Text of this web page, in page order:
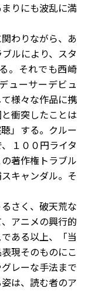
りにも波乱に満
わりながら、あ
ルにより、スタ
。それでも西崎
ューサーデビュ
様々な作品に携
衝突したことは
」する。クルー
１００円ライタ
著作権トラブル
キャンダル。そ
さく、破天荒な
アニメの興行的
ある以上、「当
現そのものにこ
レーな手法まで
は、読む者のア